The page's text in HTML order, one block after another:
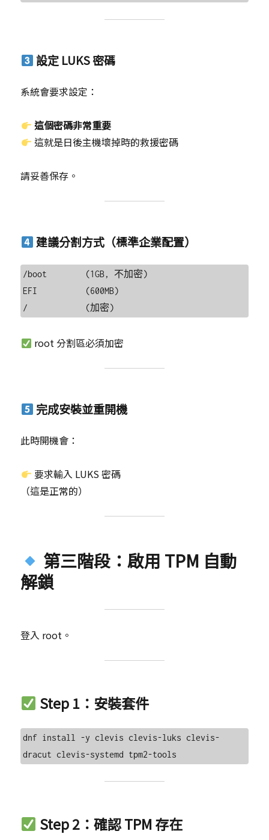
設定 LUKS 密碼
系統會要求設定：
這個密碼非常重要
這就是日後主機壞掉時的救援密碼
請妥善保存。
建議分割方式（標準企業配置）
/boot        (1GB, 不加密)
EFI          (600MB)
root 分割區必須加密
完成安裝並重開機
此時開機會：
要求輸入 LUKS 密碼
（這是正常的）
第三階段：啟用 TPM 自動
解鎖
登入 root。
Step 1：安裝套件
dnf install -y clevis clevis-luks clevis-
Step 2：確認 TPM 存在